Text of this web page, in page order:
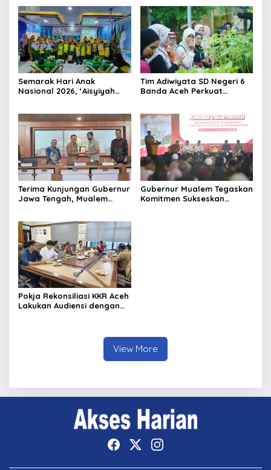
Semarak Hari Anak
Nasional 2026, ‘Aisyiyah
Universitas Ahmad Dahlan
Aceh
Tim Adiwiyata SD Negeri 6
Banda Aceh Perkuat
Goes to School”
Terima Kunjungan Gubernur
Jawa Tengah, Mualem
Gubernur Mualem Tegaskan
Komitmen Sukseskan
Pokja Rekonsiliasi KKR Aceh
Lakukan Audiensi dengan
View More